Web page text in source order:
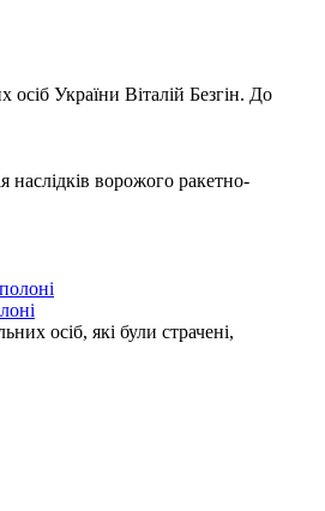
України Віталій Безгін. До
ворожого ракетно-
осіб, які були страчені,